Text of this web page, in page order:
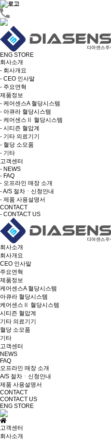
ENG STORE
회사소개
- 회사개요
- CEO 인사말
- 주요연혁
제품정보
- 케어센스A 혈당시스템
- 아큐라 혈당시스템
- 케어센스Ⅱ 혈당시스템
- 시티즌 혈압계
- 기타 의료기기
- 혈당 소모품
- 기타
고객센터
- NEWS
- FAQ
- 오프라인 매장 소개
- A/S 절차ㆍ신청안내
- 제품 사용설명서
CONTACT
- CONTACT US
회사소개
회사개요
CEO 인사말
주요연혁
제품정보
케어센스A 혈당시스템
아큐라 혈당시스템
케어센스Ⅱ 혈당시스템
시티즌 혈압계
기타 의료기기
혈당 소모품
기타
고객센터
NEWS
FAQ
오프라인 매장 소개
A/S 절차ㆍ신청안내
제품 사용설명서
CONTACT
CONTACT US
ENG STORE
고객센터
회사소개